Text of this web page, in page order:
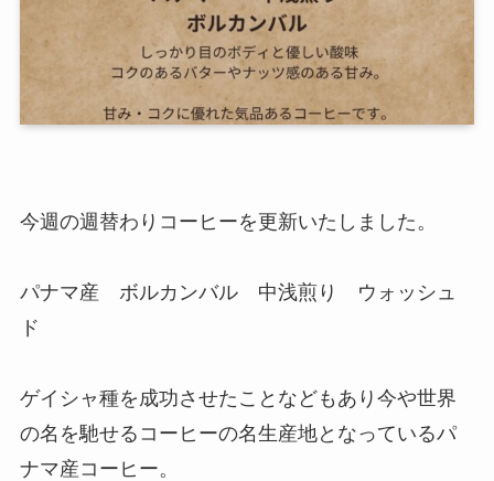
今週の週替わりコーヒーを更新いたしました。
パナマ産 ボルカンバル 中浅煎り ウォッシュ
ド
ゲイシャ種を成功させたことなどもあり今や世界
の名を馳せるコーヒーの名生産地となっているパ
ナマ産コーヒー。